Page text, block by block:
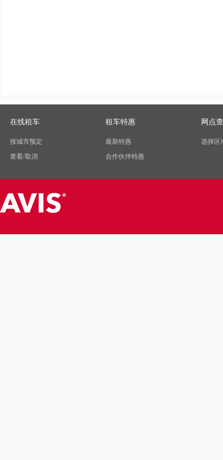
在线租车
按城市预定
查看/取消
租车特惠
最新特惠
合作伙伴特惠
网点
选择区